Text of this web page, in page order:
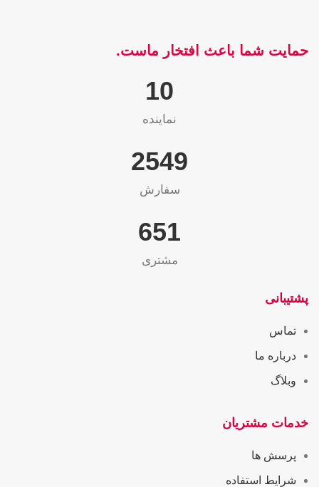
حمایت شما باعث افتخار ماست.
10
نماینده
2565
سفارش
655
مشتری
پشتیبانی
تماس
درباره ما
وبلاگ
خدمات مشتریان
پرسش ها
شرایط استفاده